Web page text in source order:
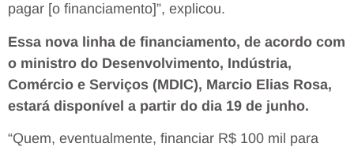
pagar [o financiamento]”, explicou.
Essa nova linha de financiamento, de acordo com
o ministro do Desenvolvimento, Indústria,
Comércio e Serviços (MDIC), Marcio Elias Rosa,
estará disponível a partir do dia 19 de junho.
“Quem, eventualmente, financiar R$ 100 mil para